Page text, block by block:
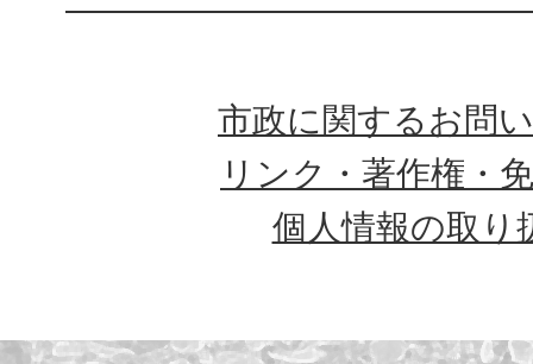
市政に関するお問
リンク・著作権・
個人情報の取り